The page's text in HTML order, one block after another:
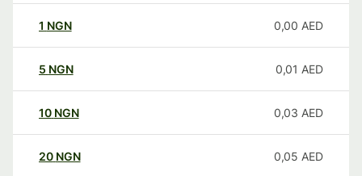
1 NGN 0,00 AED
5 NGN 0,01 AED
10 NGN 0,03 AED
20 NGN 0,05 AED